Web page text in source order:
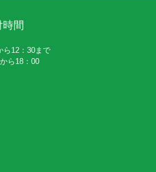
間
ら12：30まで
ら18：00